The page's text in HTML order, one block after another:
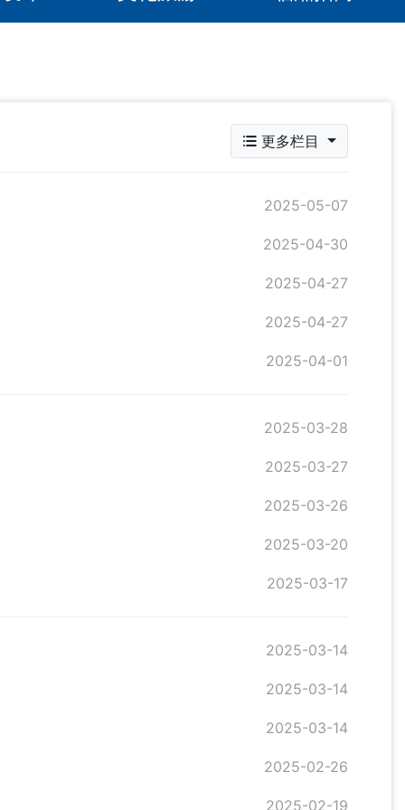
更多栏目
2025-05-07
2025-04-30
2025-04-27
2025-04-27
2025-04-01
2025-03-28
2025-03-27
2025-03-26
2025-03-20
2025-03-17
2025-03-14
2025-03-14
2025-03-14
2025-02-26
2025-02-19